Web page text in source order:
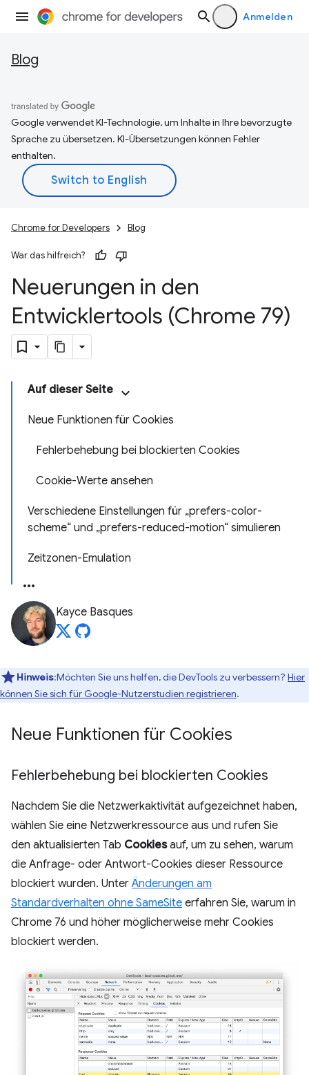
Anmelden
Blog
Google verwendet KI-Technologie, um Inhalte in Ihre bevorzugte
Sprache zu übersetzen. KI-Übersetzungen können Fehler
enthalten.
Chrome for Developers Blog
War das hilfreich?
Neuerungen in den
Entwicklertools (Chrome 79)
Auf dieser Seite
Neue Funktionen für Cookies
Fehlerbehebung bei blockierten Cookies
Cookie-Werte ansehen
Verschiedene Einstellungen für „prefers-color-
scheme“ und „prefers-reduced-motion“ simulieren
Zeitzonen-Emulation
Kayce Basques
Hinweis:Möchten Sie uns helfen, die DevTools zu verbessern? Hier
können Sie sich für Google-Nutzerstudien registrieren.
Neue Funktionen für Cookies
Fehlerbehebung bei blockierten Cookies
Nachdem Sie die Netzwerkaktivität aufgezeichnet haben,
wählen Sie eine Netzwerkressource aus und rufen Sie
den aktualisierten Tab Cookiesauf, um zu sehen, warum
die Anfrage- oder Antwort-Cookies dieser Ressource
blockiert wurden. Unter Änderungen am
Standardverhalten ohne SameSite erfahren Sie, warum in
Chrome 76 und höher möglicherweise mehr Cookies
blockiert werden.